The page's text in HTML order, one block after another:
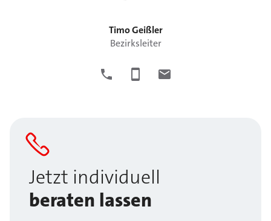
TimoGeißler
Bezirksleiter
Jetzt individuell
beraten lassen